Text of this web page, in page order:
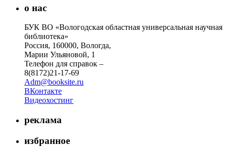
о нас
БУК ВО «Вологодская областная универсальная научная
библиотека»
Россия, 160000, Вологда,
Марии Ульяновой, 1
Телефон для справок –
8(8172)21-17-69
Adm@booksite.ru
ВКонтакте
Видеохостинг
реклама
избранное